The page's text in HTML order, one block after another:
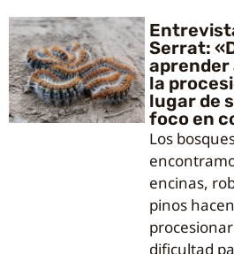
Serrat:
aprender
la
lugar de
foco en
Los
encinas,
pinos
dificultad